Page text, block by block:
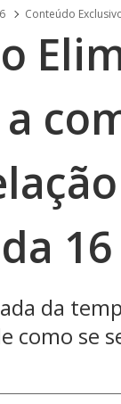
Conteúdo
16
da
como se